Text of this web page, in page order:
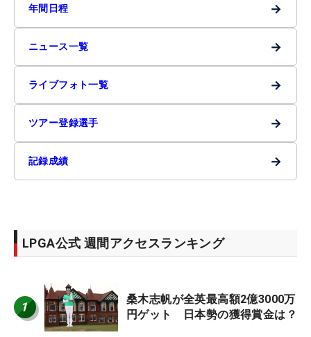
年間日程 →
ニュース一覧 →
ライブフォト一覧 →
ツアー登録選手 →
記録成績 →
LPGA公式 週間アクセスランキング
1
桑木志帆が全英最高額2億3000万
円ゲット 日本勢の獲得賞金は？